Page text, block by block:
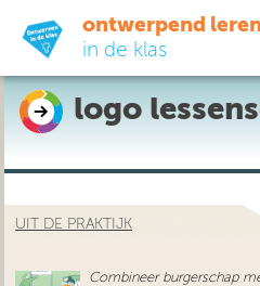
ontwerpend leren
in de klas
ready-to-go
do-it-yourself
logo
UIT DE PRAKTIJK
Combineer burgerschap